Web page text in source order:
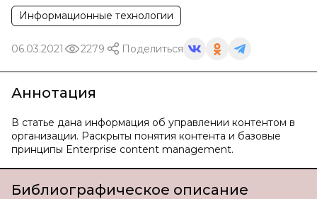
Информационные технологии
06.03.2021 2279 Поделиться
Аннотация
В статье дана информация об управлении контентом в
организации. Раскрыты понятия контента и базовые
принципы Enterprise content management.
Библиографическое описание